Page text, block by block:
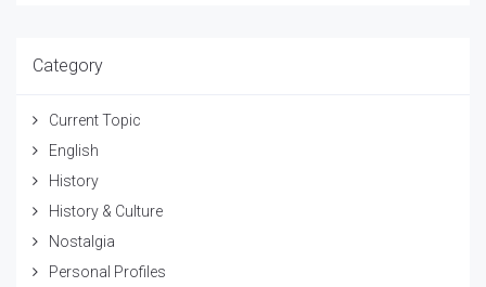
Category
Current Topic
English
History
History & Culture
Nostalgia
Personal Profiles